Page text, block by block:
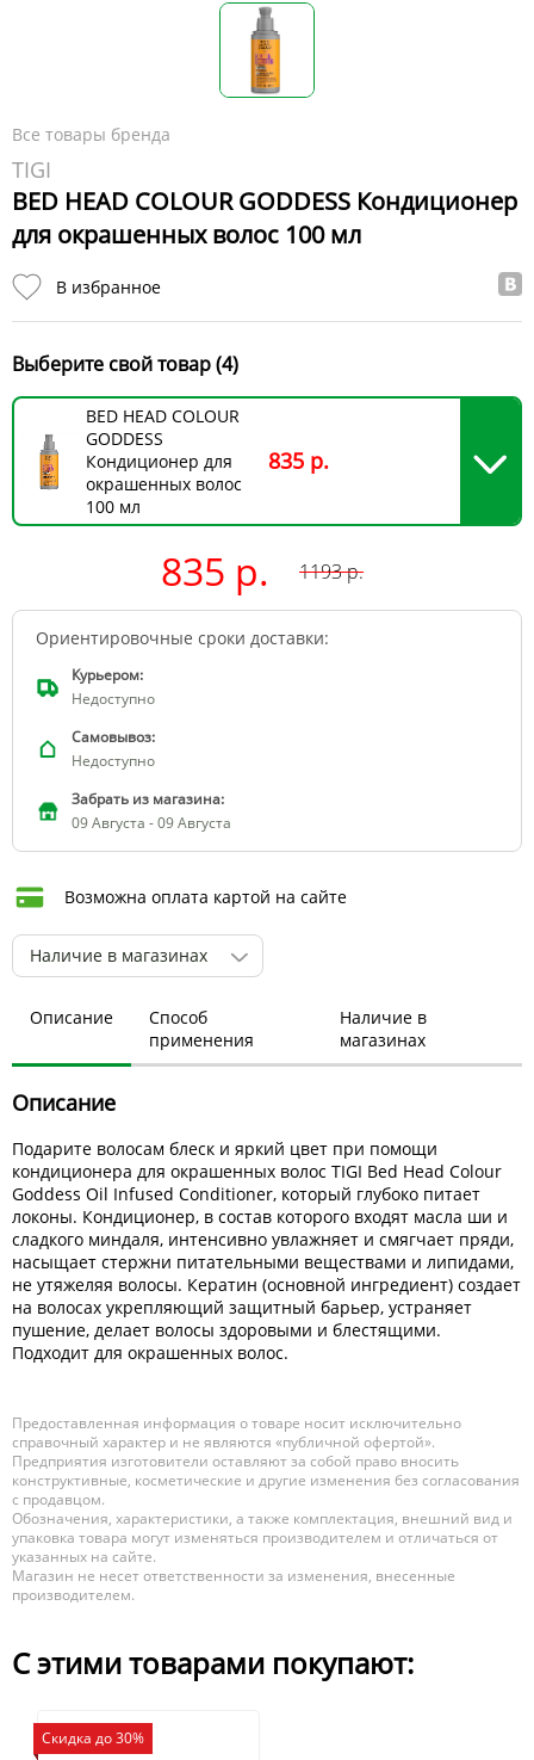
Все товары бренда
TIGI
BED HEAD COLOUR GODDESS Кондиционер
для окрашенных волос 100 мл
В избранное
Выберите свой товар (4)
BED HEAD COLOUR
GODDESS
Кондиционер для
окрашенных волос
100 мл
835 р.
835 р. 1193р.
Ориентировочные сроки доставки:
Курьером:
Недоступно
Самовывоз:
Недоступно
Забрать из магазина:
09 Августа - 09 Августа
Возможна оплата картой на сайте
Наличие в магазинах
Описание
Способ
применения
Наличие в
магазинах
Описание
Подарите волосам блеск и яркий цвет при помощи
кондиционера для окрашенных волос TIGI Bed Head Colour
Goddess Oil Infused Conditioner, который глубоко питает
локоны. Кондиционер, в состав которого входят масла ши и
сладкого миндаля, интенсивно увлажняет и смягчает пряди,
насыщает стержни питательными веществами и липидами,
не утяжеляя волосы. Кератин (основной ингредиент) создает
на волосах укрепляющий защитный барьер, устраняет
пушение, делает волосы здоровыми и блестящими.
Подходит для окрашенных волос.
Предоставленная информация о товаре носит исключительно
справочный характер и не являются «публичной офертой».
Предприятия изготовители оставляют за собой право вносить
конструктивные, косметические и другие изменения без согласования
с продавцом.
Обозначения, характеристики, а также комплектация, внешний вид и
упаковка товара могут изменяться производителем и отличаться от
указанных на сайте.
Магазин не несет ответственности за изменения, внесенные
производителем.
С этими товарами покупают:
Скидка до 30%